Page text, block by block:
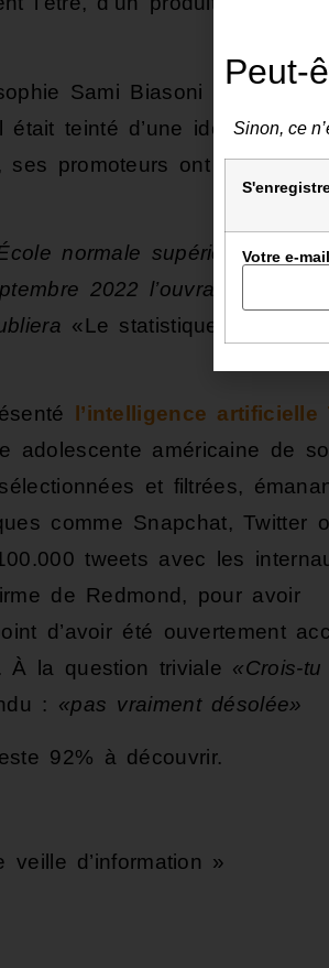
Sami Biasoni a mis à
était teinté d’une idéologie.
ses promoteurs ont a minima
normale supérieure,
2022 l’ouvrage collectif
«Le statistiquement
l’intelligence artificielle
adolescente américaine de
et filtrées,
comme Snapchat, Twitter
tweets avec les
de Redmond, pour avoir
d’avoir été ouvertement
À la question triviale «Crois-tu
: «pas vraiment désolée»
92% à découvrir.
d’information »
Peut-
Sinon, ce
Votre e-mail